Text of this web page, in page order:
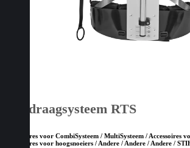
Rugdraagsysteem RTS
Accessoires voor CombiSysteem / MultiSysteem / Accessoires
Accessoires voor hoogsnoeiers / Andere / Andere / Andere /